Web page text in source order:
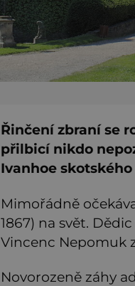
Řinčení zbraní se
přilbicí nikdo
Ivanhoe
Mimořádně
1867) na svět.
Vincenc Nepomuk
Novorozeně záhy